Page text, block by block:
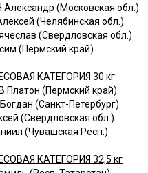
(Московская обл.)
(Челябинская обл.)
(Свердловская обл.)
(Пермский край)
КАТЕГОРИЯ 30 кг
(Пермский край)
(Санкт-Петербург)
(Свердловская обл.)
(Чувашская Респ.)
КАТЕГОРИЯ 32,5 кг